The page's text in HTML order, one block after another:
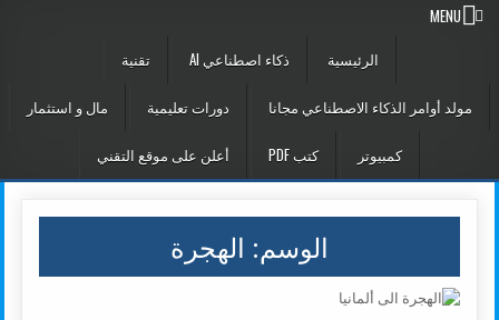
MENU
الرئيسية
ذكاء اصطناعي AI تقنية
مولد أوامر الذكاء الاصطناعي مجانا دورات تعليمية مال و استثمار
كمبيوتر كتب PDF أعلن على موقع التقني
الوسم: الهجرة